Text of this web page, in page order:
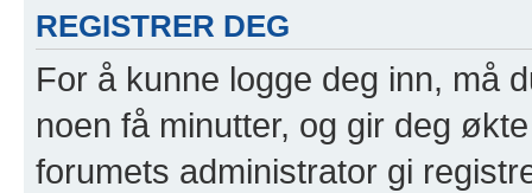
REGISTRER DEG
For å kunne logge deg inn, må
noen få minutter, og gir deg
forumets administrator gi